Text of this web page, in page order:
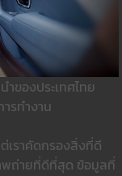
ของประเทศไทย
รทำงาน
เราคัดกรองสิ่งที่ดี
พถ่ายที่ดีที่สุด ข้อมูลที่